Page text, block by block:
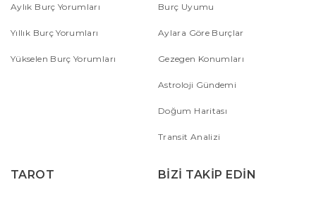
Aylık Burç Yorumları
Yıllık Burç Yorumları
Yükselen Burç Yorumları
Burç Uyumu
Aylara Göre Burçlar
Gezegen Konumları
Astroloji Gündemi
Doğum Haritası
Transit Analizi
TAROT BİZİ TAKİP EDİN